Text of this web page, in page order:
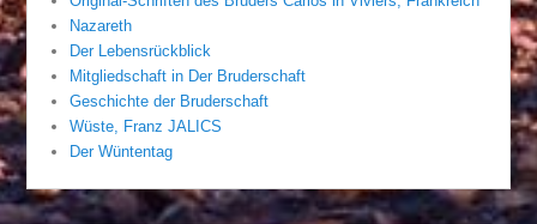
Nazareth
Der Lebensrückblick
Mitgliedschaft in Der Bruderschaft
Geschichte der Bruderschaft
Wüste, Franz JALICS
Der Wüntentag